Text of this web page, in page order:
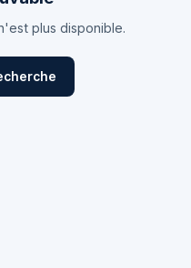
plus disponible.